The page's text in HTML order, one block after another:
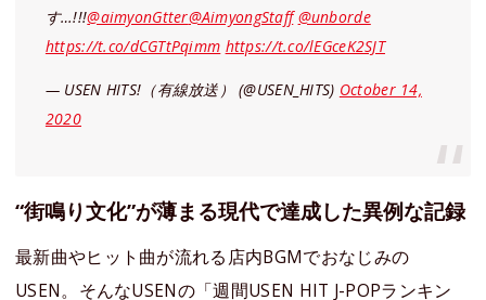
す…!!!@aimyonGtter@AimyongStaff @unborde
https://t.co/dCGTtPqimm https://t.co/lEGceK2SJT
— USEN HITS!（有線放送） (@USEN_HITS) October 14,
2020
“街鳴り文化”が薄まる現代で達成した異例な記録
最新曲やヒット曲が流れる店内BGMでおなじみの
USEN。そんなUSENの「週間USEN HIT J-POPランキン